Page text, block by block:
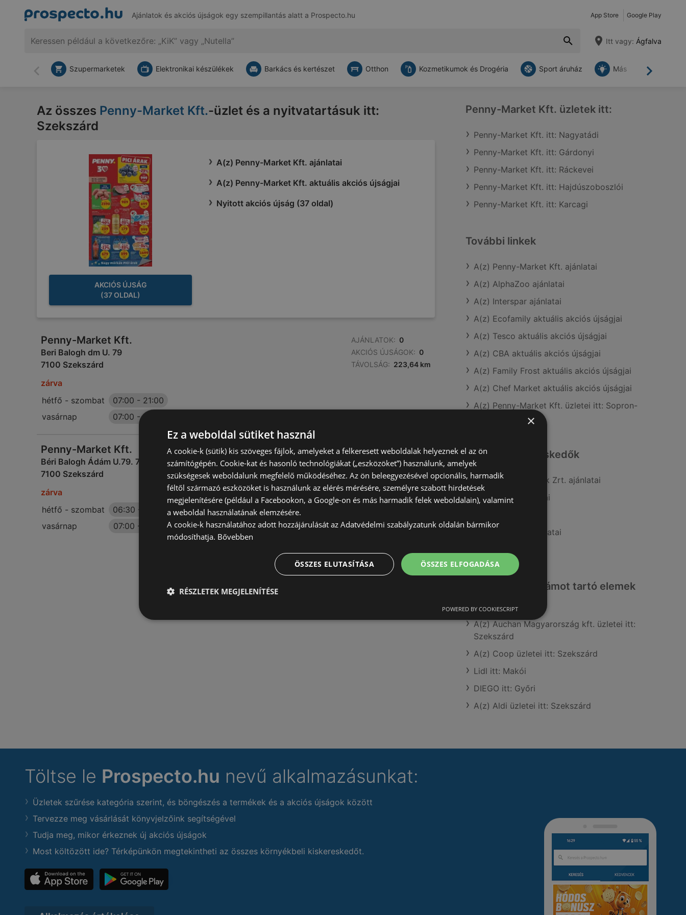
Ajánlatok és akciós újságok egy szempillantás alatt a Prospecto.hu App Store Google Play
Itt vagy: Ágfalva
Vissza Tovább
Szupermarketek Elektronikai készülékek Barkács és kertészet Otthon Kozmetikumok és Drogéria Sport áruház Más
Az összes Penny-Market Kft.-üzlet és a nyitvatartásuk itt:
Szekszárd
AKCIÓS ÚJSÁG
(37 OLDAL)
A(z) Penny-Market Kft. ajánlatai
A(z) Penny-Market Kft. aktuális akciós újságjai
Nyitott akciós újság (37 oldal)
Penny-Market Kft.
Beri Balogh dm U. 79
7100 Szekszárd
AJÁNLATOK: 0
AKCIÓS ÚJSÁGOK: 0
TÁVOLSÁG: 223,64 km
zárva
hétfő - szombat
07:00 - 21:00
vasárnap
07:00 -18:00
Penny-Market Kft.
Béri Balogh Ádám U.79. 79. 7100, szekszárd
7100 Szekszárd
AJÁNLATOK: 0
AKCIÓS ÚJSÁGOK: 1
TÁVOLSÁG: 223,68 km
zárva
hétfő - szombat
06:30 -
vasárnap
07:00 -
Penny-Market Kft. üzletek itt:
Penny-Market Kft. itt: Nagyatádi
Penny-Market Kft. itt: Gárdonyi
Penny-Market Kft. itt: Ráckevei
Penny-Market Kft. itt: Hajdúszoboszlói
Penny-Market Kft. itt: Karcagi
További linkek
A(z) Penny-Market Kft. ajánlatai
A(z) AlphaZoo ajánlatai
A(z) Interspar ajánlatai
A(z) Ecofamily aktuális akciós újságjai
A(z) Tesco aktuális akciós újságjai
A(z) CBA aktuális akciós újságjai
A(z) Family Frost aktuális akciós újságjai
A(z) Chef Market aktuális akciós újságjai
A(z) Penny-Market Kft. üzletei itt: Sopron-
Hasonló kiskereskedők
A(z) COOP Szolnok Zrt. ajánlatai
A(z) Tesco ajánlatai
A(z) Interspar ajánlatai
Érdeklődésre számot tartó elemek
A(z) Auchan Magyarország kft. üzletei itt:
Szekszárd
A(z) Coop üzletei itt: Szekszárd
Lidl itt: Makói
DIEGO itt: Győri
A(z) Aldi üzletei itt: Szekszárd
Töltse le Prospecto.hu nevű alkalmazásunkat:
Üzletek szűrése kategória szerint, és böngészés a termékek és a akciós újságok között
Tervezze meg vásárlását könyvjelzőink segítségével
Tudja meg, mikor érkeznek új akciós újságok
Most költözött ide? Térképünkön megtekintheti az összes környékbeli kiskereskedőt.
×
Ez a weboldal sütiket használ
A cookie-k (sütik) kis szöveges fájlok, amelyeket a felkeresett weboldalak helyeznek el az ön
számítógépén. Cookie-kat és hasonló technológiákat („eszközöket”) használunk, amelyek
szükségesek weboldalunk megfelelő működéséhez. Az ön beleegyezésével opcionális, harmadik
féltől származó eszközöket is használunk az elérés mérésére, személyre szabott hirdetések
megjelenítésére (például a Facebookon, a Google-on és más harmadik felek weboldalain), valamint
a weboldal használatának elemzésére.
A cookie-k használatához adott hozzájárulását az Adatvédelmi szabályzatunk oldalán bármikor
módosíthatja. Bővebben
ÖSSZES ELFOGADÁSA
ÖSSZES ELUTASÍTÁSA
RÉSZLETEK MEGJELENÍTÉSE
POWERED BY COOKIESCRIPT